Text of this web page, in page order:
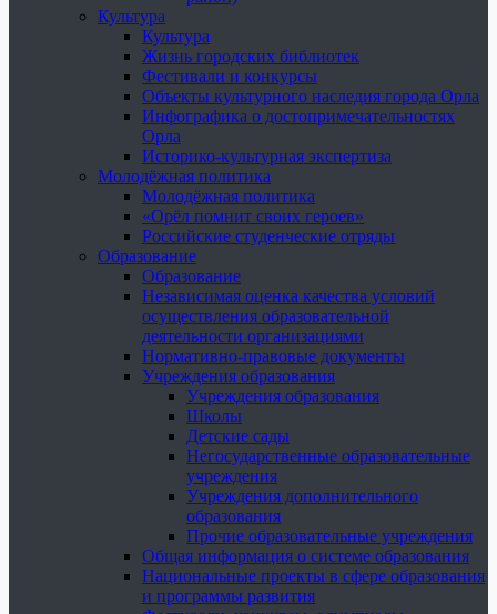
Культура
Культура
Жизнь городских библиотек
Фестивали и конкурсы
Объекты культурного наследия города Орла
Инфографика о достопримечательностях
Орла
Историко-культурная экспертиза
Молодёжная политика
Молодёжная политика
«Орёл помнит своих героев»
Российские студенческие отряды
Образование
Образование
Независимая оценка качества условий
осуществления образовательной
деятельности организациями
Нормативно-правовые документы
Учреждения образования
Учреждения образования
Школы
Детские сады
Негосударственные образовательные
учреждения
Учреждения дополнительного
образования
Прочие образовательные учреждения
Общая информация о системе образования
Национальные проекты в сфере образования
и программы развития